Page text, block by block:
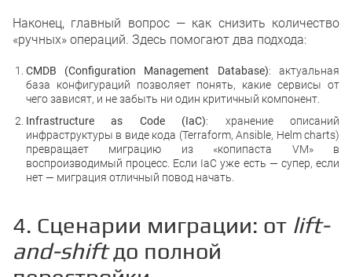
Наконец, главный вопрос — как снизить количество
«ручных» операций. Здесь помогают два подхода:
CMDB (Configuration Management Database): актуальная
база конфигураций позволяет понять, какие сервисы от
чего зависят, и не забыть ни один критичный компонент.
Infrastructure as Code (IaC): хранение описаний
инфраструктуры в виде кода (Terraform, Ansible, Helm charts)
превращает миграцию из «копипаста VM» в
воспроизводимый процесс. Если IaC уже есть — супер, если
нет — миграция отличный повод начать.
4. Сценарии миграции: от lift-
and-shiftдо полной